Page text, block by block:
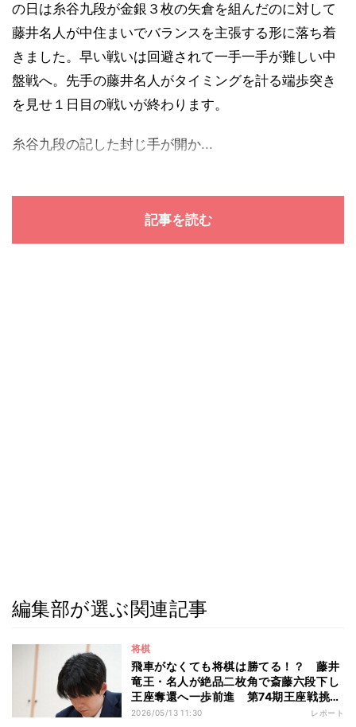
の日は糸谷九段が金銀３枚の矢倉を組んだのに対して
藤井名人が中住まいでバランスを主張する形に落ち着
きました。早い戦いは回避されて一手一手が難しい中
盤戦へ。先手の藤井名人がタイミングを計る端歩突き
を見せ１日目の戦いが終わります。
糸谷九段の記した封じ手が開か...
記事を読む
編集部が選ぶ関連記事
将棋
飛車がなくても将棋は勝てる！？ 藤井
竜王・名人が絶品二枚角で斎藤六段下し
王座奪還へ一歩前進 第74期王座戦挑戦
者決定トーナメント
2026/05/13 11:30 レポート